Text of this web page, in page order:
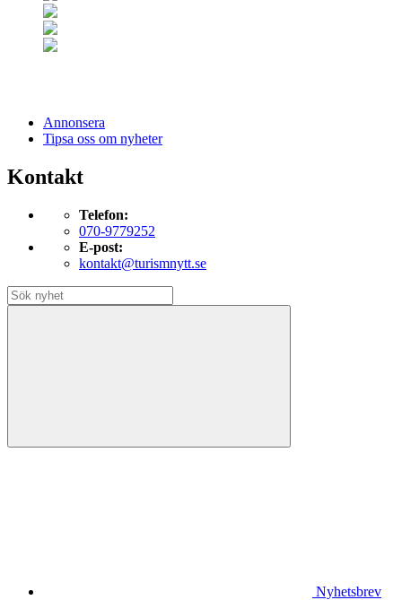
Annonsera
Tipsa oss om nyheter
Kontakt
Telefon:
070-9779252
E-post:
kontakt@turismnytt.se
Nyhetsbrev